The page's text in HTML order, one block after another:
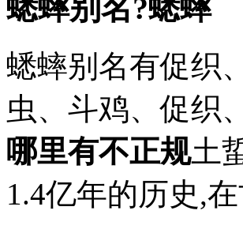
蟋蟀别名?蟋蟀
蟋蟀别名有促织
虫、斗鸡、促织
哪里有不正规土
1.4亿年的历史,